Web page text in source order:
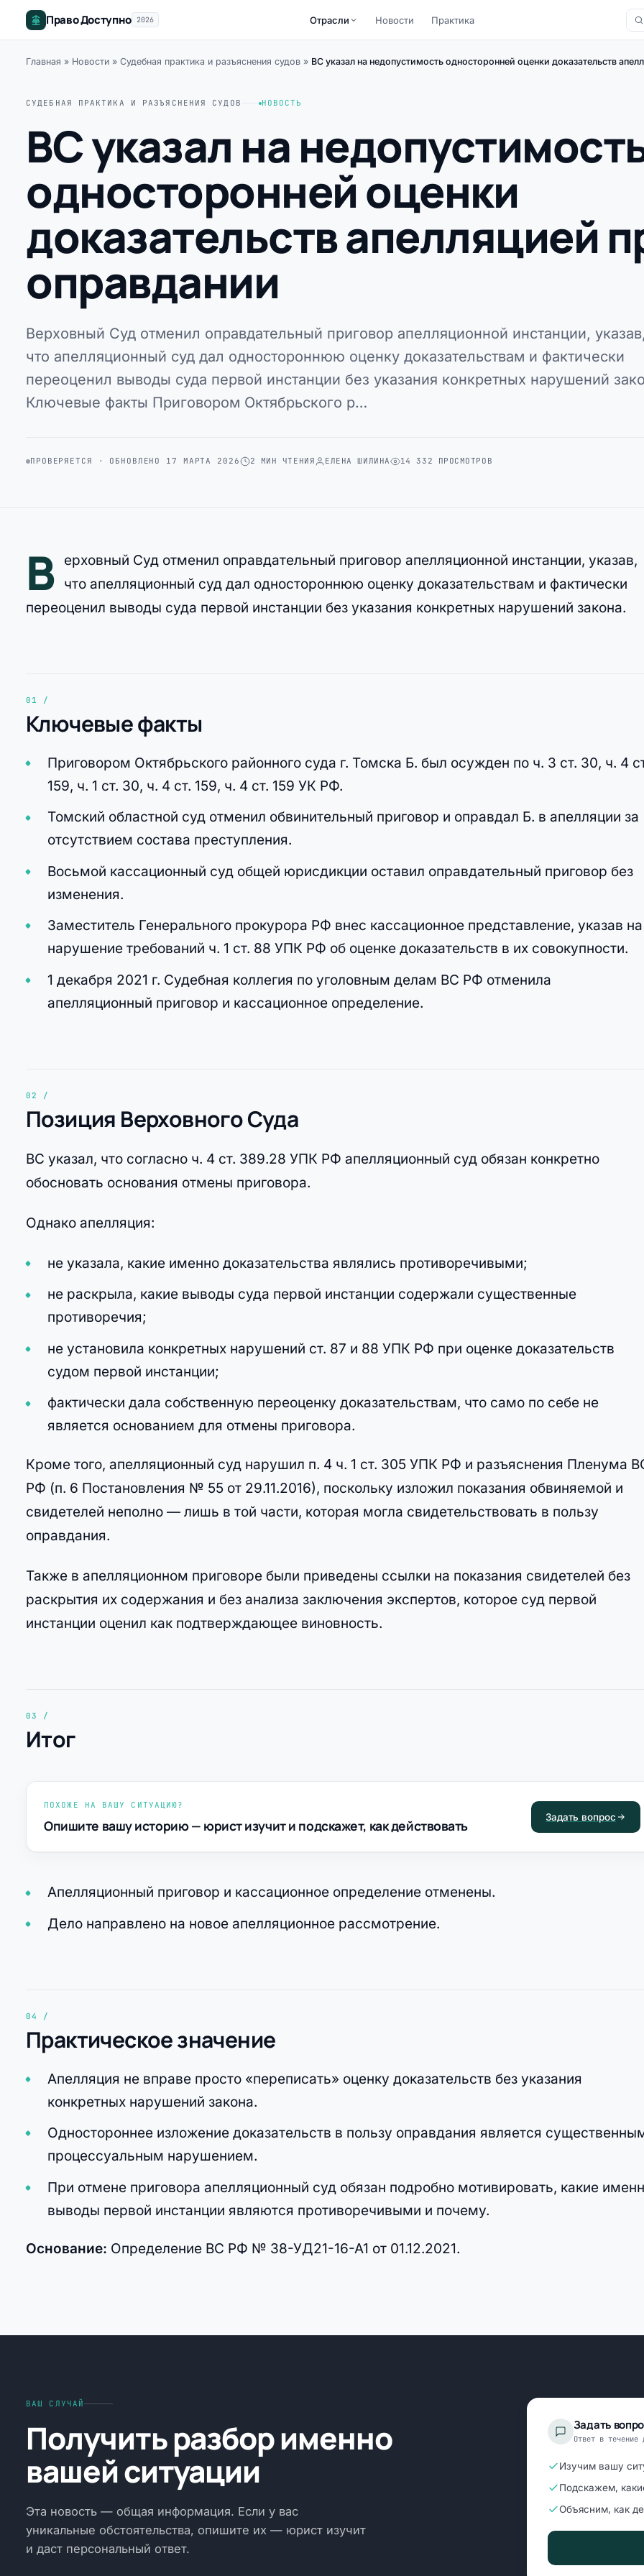
Право Доступно 2026 Отрасли Новости Практика
Главная » Новости » Судебная практика и разъяснения судов » ВС указал на недопустимость односторонней оценки доказательств
СУДЕБНАЯ ПРАКТИКА И РАЗЪЯСНЕНИЯ СУДОВ НОВОСТЬ
ВС указал на
односторонней оценки
доказательств апелляцией
оправдании
Верховный Суд отменил оправдательный приговор апелляционной инстанции,
что апелляционный суд дал одностороннюю оценку доказательствам и фактически
переоценил выводы суда первой инстанции без указания конкретных нарушений
Ключевые факты Приговором Октябрьского р…
ПРОВЕРЯЕТСЯ · ОБНОВЛЕНО 17 МАРТА 2026 2 МИН ЧТЕНИЯ ЕЛЕНА ШИЛИНА 14 332 ПРОСМОТРОВ
В
ерховный Суд отменил оправдательный приговор апелляционной инстанции, указав,
что апелляционный суд дал одностороннюю оценку доказательствам и фактически
переоценил выводы суда первой инстанции без указания конкретных нарушений закона.
Ключевые факты
Приговором Октябрьского районного суда г. Томска Б. был осужден по ч. 3 ст. 30, ч. 4
159, ч. 1 ст. 30, ч. 4 ст. 159, ч. 4 ст. 159 УК РФ.
Томский областной суд отменил обвинительный приговор и оправдал Б. в апелляции за
отсутствием состава преступления.
Восьмой кассационный суд общей юрисдикции оставил оправдательный приговор без
изменения.
Заместитель Генерального прокурора РФ внес кассационное представление, указав на
нарушение требований ч. 1 ст. 88 УПК РФ об оценке доказательств в их совокупности.
1 декабря 2021 г. Судебная коллегия по уголовным делам ВС РФ отменила
апелляционный приговор и кассационное определение.
Позиция Верховного Суда
ВС указал, что согласно ч. 4 ст. 389.28 УПК РФ апелляционный суд обязан конкретно
обосновать основания отмены приговора.
Однако апелляция:
не указала, какие именно доказательства являлись противоречивыми;
не раскрыла, какие выводы суда первой инстанции содержали существенные
противоречия;
не установила конкретных нарушений ст. 87 и 88 УПК РФ при оценке доказательств
судом первой инстанции;
фактически дала собственную переоценку доказательствам, что само по себе не
является основанием для отмены приговора.
Кроме того, апелляционный суд нарушил п. 4 ч. 1 ст. 305 УПК РФ и разъяснения Пленума
РФ (п. 6 Постановления № 55 от 29.11.2016), поскольку изложил показания обвиняемой и
свидетелей неполно — лишь в той части, которая могла свидетельствовать в пользу
оправдания.
Также в апелляционном приговоре были приведены ссылки на показания свидетелей без
раскрытия их содержания и без анализа заключения экспертов, которое суд первой
инстанции оценил как подтверждающее виновность.
Итог
ПОХОЖЕ НА ВАШУ СИТУАЦИЮ?
Опишите вашу историю — юрист изучит и подскажет, как действовать
Задать вопрос
Апелляционный приговор и кассационное определение отменены.
Дело направлено на новое апелляционное рассмотрение.
Практическое значение
Апелляция не вправе просто «переписать» оценку доказательств без указания
конкретных нарушений закона.
Одностороннее изложение доказательств в пользу оправдания является
процессуальным нарушением.
При отмене приговора апелляционный суд обязан подробно мотивировать, какие
выводы первой инстанции являются противоречивыми и почему.
Основание: Определение ВС РФ № 38-УД21-16-А1 от 01.12.2021.
ВАШ СЛУЧАЙ
Получить разбор именно
вашей ситуации
Эта новость — общая информация. Если у вас
уникальные обстоятельства, опишите их — юрист изучит
и даст персональный ответ.
Задать
Ответ в течение
Изучим вашу
Подскажем,
Объясним, как